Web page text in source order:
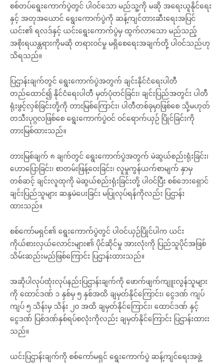
စစ်တပ်ရွေးကောက်ပွဲတွင် ပါဝင်သော မည်သူ့ကို မဆို အရေးယူနိုင်ရေး
နှင့် အတုအယောင် ရွေးကောက်ပွဲကို ဆန့်ကျင်တားဆီးရေးအပြင်
ယင်း၏ ရလဒ်နှင့် ယင်းရွေးကောက်ပွဲမှ ထွက်လာသော မည်သည့်
အစိုးရယန္တရားကိုမဆို တရားဝင်မှု မရှိစေရေးအချက်တို့ ပါဝင်သည်ဟု
သိရသည်။
ပြဌာန်းချက်တွင် ရွေးကောက်ပွဲအတွက် ချင်းနိုင်ငံရေးပါတီ
တည်ထောင်၍ နိုင်ငံရေးပါတီ မှတ်ပုံတင်ခြင်း၊ ချင်းပြည်အတွင်း ပါတီ
ရုံးဖွင့်လှစ်ခြင်းတို့ကို တားမြစ်ကြောင်း၊ ပါတီတစ်ခုမှာဖြစ်စေ သို့မဟုတ်
တသီးပုဂ္ဂလဖြစ်စေ ရွေးကောက်ပွဲဝင် ဝင်ရောက်ယှဉ် ပြိုင်ခြင်းကို
တားမြစ်ထားသည်။
တားမြစ်ချက် ၈ ချက်တွင် ရွေးကောက်ပွဲအတွက် မဲဆွယ်စည်းရုံးခြင်း၊
ဟောပြောခြင်း၊ စာတမ်းဖြန့်ဝေးခြင်း၊ လူမှုကွန်ယက်စာမျက် နှာမှ
တစ်ဆင့် ချင်းလူထုကို မဲဆွယ်စည်းရုံးခြင်းတို့ ပါဝင်ပြီး စစ်ဘေးရှောင်
ချင်းပြည်သူများ ဆန္ဒမဲပေးခြင်း မပြုလုပ်ရန်ကိုလည်း ပြဌာန်း
ထားသည်။
စစ်ကော်မရှင်၏ ရွေးကောက်ပွဲတွင် ပါဝင်ယှဉ်ပြိုင်ပါက ယင်း
ကိုယ်စားလှယ်လောင်းများ၏ ပိုင်ဆိုင်မှု အားလုံးကို ပြည်သူပိုင်အဖြစ်
သိမ်းဆည်းမည်ဖြစ်ကြောင်း ပြဌာန်းထားသည်။
အဆိုပါလုပ်ထုံးလုပ်နည်းပြဌာန်းချက်ကို ဖောက်ဖျက်ကျူးလွန်သူများ
ကို ထောင်ဒဏ် ၁ နှစ်မှ ၅ နှစ်အထိ ချမှတ်နိုင်ကြောင်း၊ ငွေဒဏ် ကျပ်
ကျပ် ၅ သိန်းမှ သိန်း ၂၀ အထိ ချမှတ်နိုင်ကြောင်း၊ ထောင်ဒဏ် နှင့်
ငွေဒဏ် ပြစ်ဒဏ်နှစ်ရပ်စလုံးကိုလည်း ချမှတ်နိုင်ကြောင်း ပြဌာန်းထားး
သည်။
ယင်းပြဌာန်းချက်ကို စစ်ကော်မရှင် ရွေးကောက်ပွဲ ဆန့်ကျင်ရေးအဖွဲ့